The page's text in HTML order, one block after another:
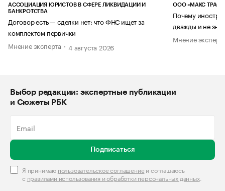
АССОЦИАЦИЯ ЮРИСТОВ В СФЕРЕ ЛИКВИДАЦИИ И
БАНКРОТСТВА
Договор есть — сделки нет: что ФНС ищет за
комплектом первички
Мнение эксперта
4 августа 2026
ООО «МАКС ТРАСТ»
Почему
дважды и не
Мнение
Выбор редакции: экспертные публикации
и Сюжеты РБК
Подписаться
Я принимаю пользовательское соглашениеи соглашаюсь
с правилами использования и обработки персональных данных.